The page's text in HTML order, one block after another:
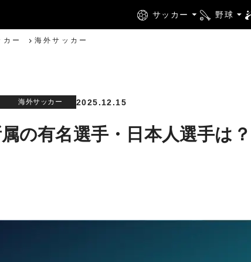
サッカー 野球
カー 海外サッカー
海外サッカー 2025.12.15
の有名選手・日本人選手は